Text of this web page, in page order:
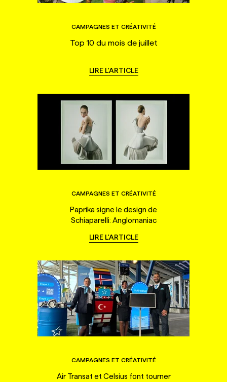
CAMPAGNES ET CRÉATIVITÉ
Top 10 du mois de juillet
LIRE L'ARTICLE
CAMPAGNES ET CRÉATIVITÉ
Paprika signe le design de
Schiaparelli: Anglomaniac
LIRE L'ARTICLE
CAMPAGNES ET CRÉATIVITÉ
Air Transat et Celsius font tourner